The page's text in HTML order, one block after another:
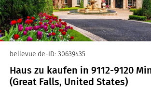
bellevue.de-ID: 30639435
Haus zu kaufen in 9112-9120
(Great Falls, United States)